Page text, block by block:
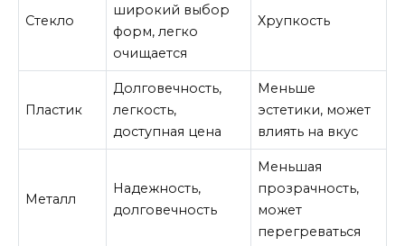
Стекло
широкий выбор
форм, легко
очищается
Хрупкость
Пластик
Долговечность,
легкость,
доступная цена
Меньше
эстетики, может
влиять на вкус
Металл
Надежность,
долговечность
Меньшая
прозрачность,
может
перегреваться